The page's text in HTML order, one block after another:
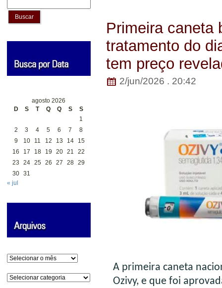
Buscar
agosto 2026
D
S T Q Q S
S
1
2
3 4 5 6 7
8
9
10 11 12 13 14
15
16
17 18 19 20 21
22
23
24 25 26 27 28 29
30 31
« jul
Arquivos
Categorias
Primeira caneta
tratamento do
tem preço
2/jun/2026 . 20:42
A primeira caneta
Ozivy, e que foi